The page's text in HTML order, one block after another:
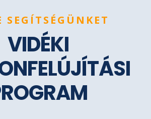
SEGÍTSÉGÜNKET
VIDÉKI